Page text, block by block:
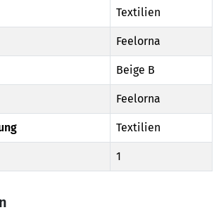
Textilien
Feelorna
Beige B
Feelorna
Textilien
1